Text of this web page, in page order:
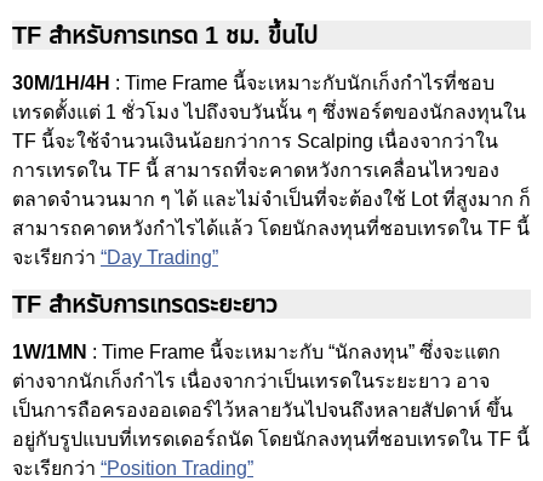
TF สำหรับการเทรด 1 ชม. ขึ้นไป
30M/1H/4H : Time Frame นี้จะเหมาะกับนักเก็งกำไรที่ชอบ
เทรดตั้งแต่ 1 ชั่วโมง ไปถึงจบวันนั้น ๆ ซึ่งพอร์ตของนักลงทุนใน
TF นี้จะใช้จำนวนเงินน้อยกว่าการ Scalping เนื่องจากว่าใน
การเทรดใน TF นี้ สามารถที่จะคาดหวังการเคลื่อนไหวของ
ตลาดจำนวนมาก ๆ ได้ และไม่จำเป็นที่จะต้องใช้ Lot ที่สูงมาก ก็
สามารถคาดหวังกำไรได้แล้ว โดยนักลงทุนที่ชอบเทรดใน TF นี้
จะเรียกว่า “Day Trading”
TF สำหรับการเทรดระยะยาว
1W/1MN : Time Frame นี้จะเหมาะกับ “นักลงทุน” ซึ่งจะแตก
ต่างจากนักเก็งกำไร เนื่องจากว่าเป็นเทรดในระยะยาว อาจ
เป็นการถือครองออเดอร์ไว้หลายวันไปจนถึงหลายสัปดาห์ ขึ้น
อยู่กับรูปแบบที่เทรดเดอร์ถนัด โดยนักลงทุนที่ชอบเทรดใน TF นี้
จะเรียกว่า “Position Trading”